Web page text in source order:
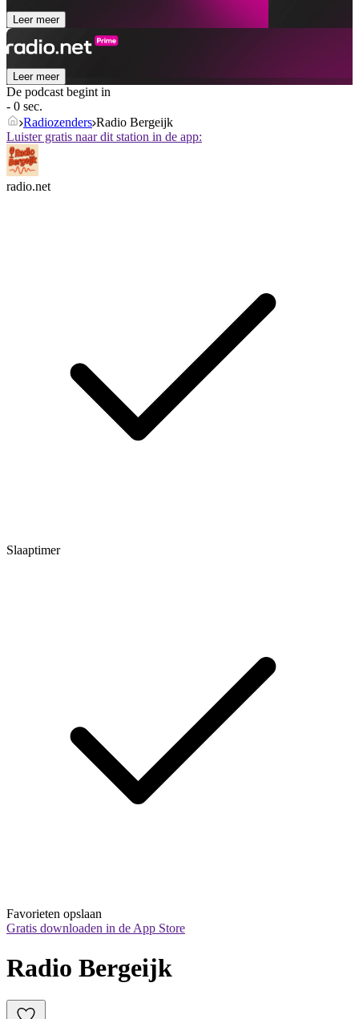
Leer meer
Leer meer
De podcast begint in
- 0 sec.
Radiozenders Radio Bergeijk
Luister gratis naar dit station in de app:
radio.net
Slaaptimer
Favorieten opslaan
Gratis downloaden in de App Store
Radio Bergeijk